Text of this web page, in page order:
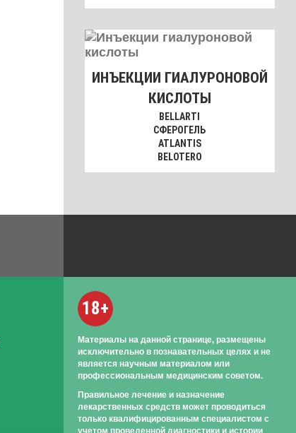
ИНЪЕКЦИИ ГИАЛУРОНОВОЙ
КИСЛОТЫ
BELLARTI
СФЕРОГЕЛЬ
ATLANTIS
BELOTERO
18+
Материалы на данной странице, размещены
исключительно в познавательных целях и не
является научным материалом или
профессиональным медицинским советом.
Правильное лечение и назначение
лекарственных средств может проводиться
только квалифицированным специалистом с
учетом проведенной диагностики и истории